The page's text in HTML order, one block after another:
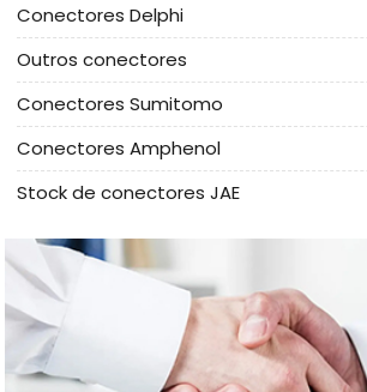
Conectores Delphi
Outros conectores
Conectores Sumitomo
Conectores Amphenol
Stock de conectores JAE